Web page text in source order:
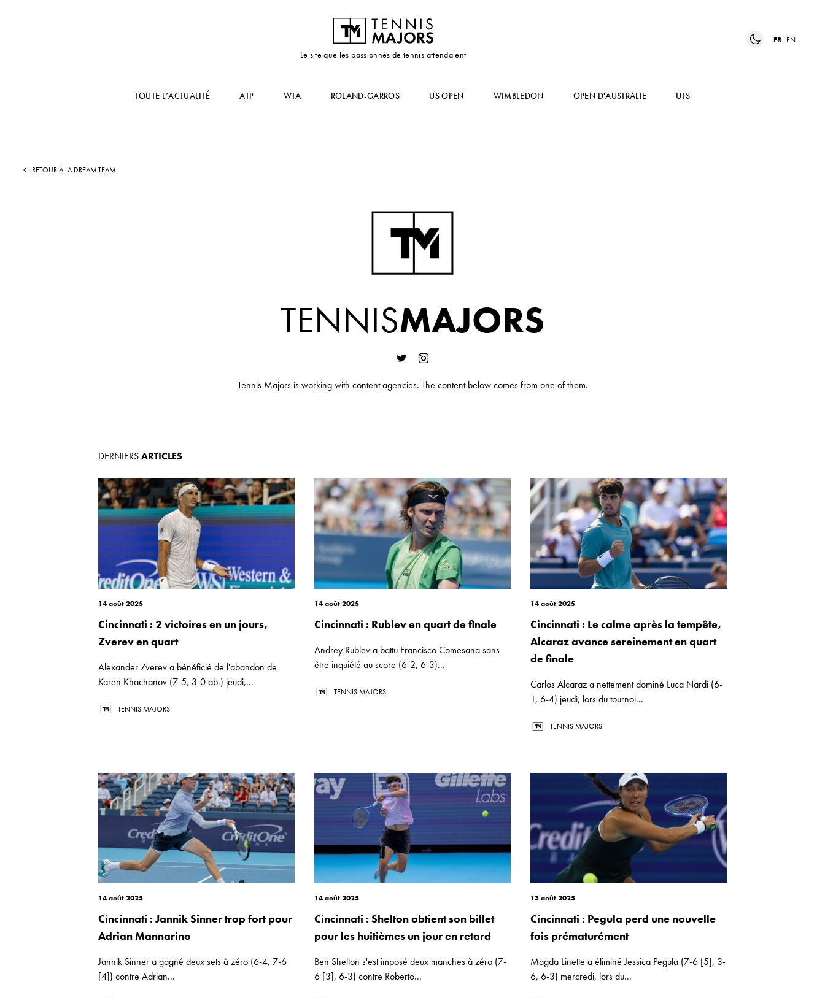
Le site que les passionnés de tennis attendaient
FR EN
TOUTE L’ACTUALITÉ ATP WTA ROLAND-GARROS US OPEN WIMBLEDON OPEN D'AUSTRALIE UTS
RETOUR À LA DREAM TEAM
TENNISMAJORS
Tennis Majors is working with content agencies. The content below comes from one of them.
DERNIERSARTICLES
14 août 2025
Cincinnati : 2 victoires en un jours,
Zverev en quart
Alexander Zverev a bénéficié de l'abandon de
Karen Khachanov (7-5, 3-0 ab.) jeudi,...
TENNIS MAJORS
14 août 2025
Cincinnati : Rublev en quart de finale
Andrey Rublev a battu Francisco Comesana sans
être inquiété au score (6-2, 6-3)...
TENNIS MAJORS
14 août 2025
Cincinnati : Le calme après la tempête,
Alcaraz avance sereinement en quart
de finale
Carlos Alcaraz a nettement dominé Luca Nardi (6-
1, 6-4) jeudi, lors du tournoi...
TENNIS MAJORS
14 août 2025
Cincinnati : Jannik Sinner trop fort pour
Adrian Mannarino
Jannik Sinner a gagné deux sets à zéro (6-4, 7-6
[4]) contre Adrian...
14 août 2025
Cincinnati : Shelton obtient son billet
pour les huitièmes un jour en retard
Ben Shelton s'est imposé deux manches à zéro (7-
6 [3], 6-3) contre Roberto...
13 août 2025
Cincinnati : Pegula perd une nouvelle
fois prématurément
Magda Linette a éliminé Jessica Pegula (7-6 [5], 3-
6, 6-3) mercredi, lors du...